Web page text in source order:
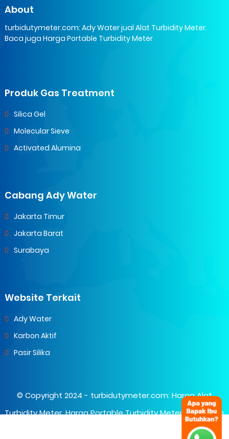
About
turbidutymeter.com: Ady Water jual Alat Turbidity Meter.
Baca juga Harga Portable Turbidity Meter
Produk Gas Treatment
Silica Gel
Molecular Sieve
Activated Alumina
Cabang Ady Water
Jakarta Timur
Jakarta Barat
Surabaya
Website Terkait
Ady Water
Karbon Aktif
Pasir Silika
© Copyright 2024 - turbidutymeter.com: Harga Alat
Turbidity Meter, Harga Portable Turbidity Meter - All Rights